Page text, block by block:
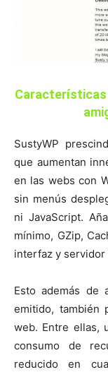
Características
SustyWP
que aumentan
en las webs con
sin menús
ni JavaScript.
mínimo, GZip,
interfaz y servidor
Esto además de
emitido, también
web. Entre ellas,
consumo de
reducido en